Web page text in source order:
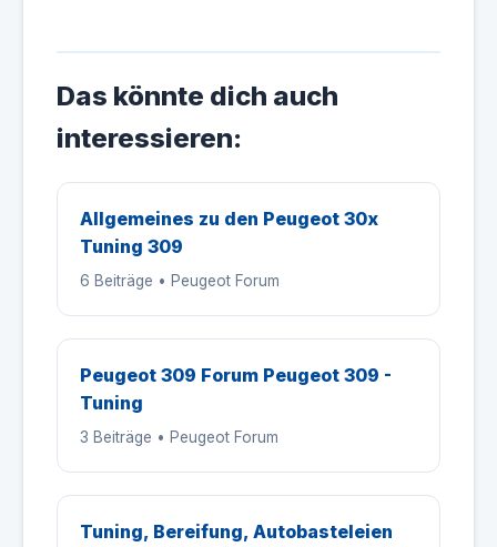
Das könnte dich auch
interessieren:
Allgemeines zu den Peugeot 30x
Tuning 309
6 Beiträge • Peugeot Forum
Peugeot 309 Forum Peugeot 309 -
Tuning
3 Beiträge • Peugeot Forum
Tuning, Bereifung, Autobasteleien